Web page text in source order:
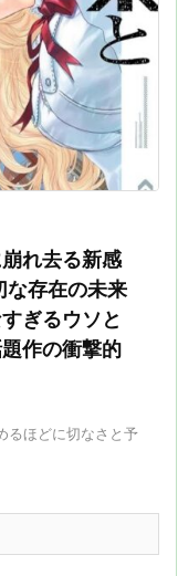
れ去る新感
な存在の未来
ぎるウソと
作の衝撃的
るほどに切なさと予